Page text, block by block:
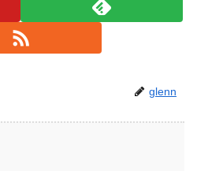
glenn